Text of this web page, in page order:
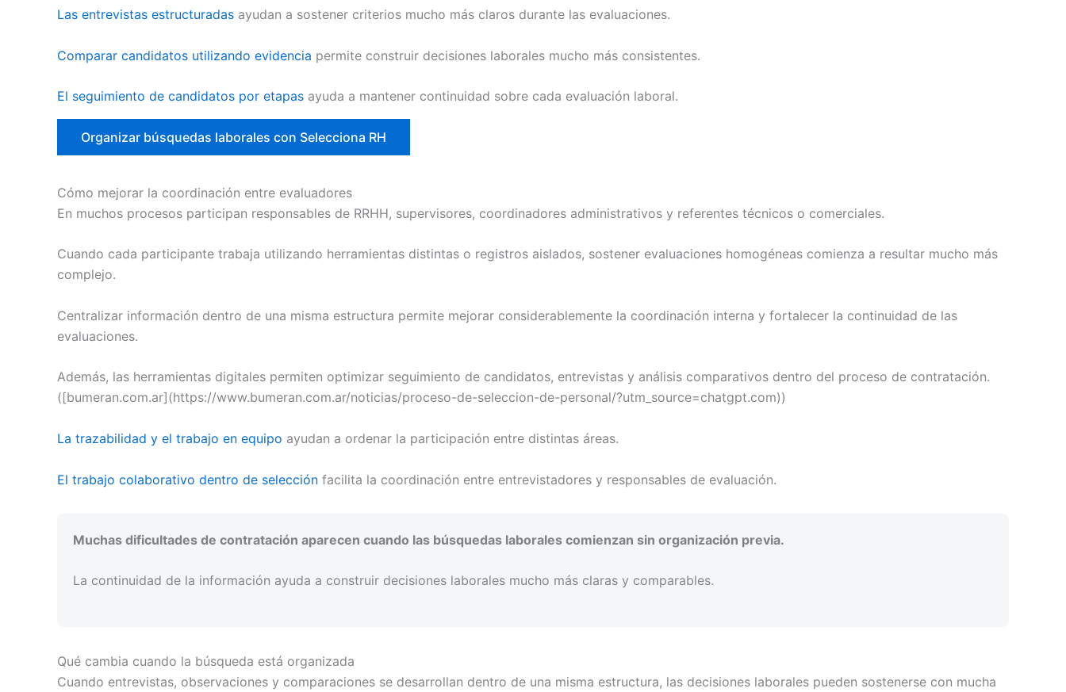
Las entrevistas estructuradas ayudan a sostener criterios mucho más claros durante las evaluaciones.
Comparar candidatos utilizando evidencia permite construir decisiones laborales mucho más consistentes.
El seguimiento de candidatos por etapas ayuda a mantener continuidad sobre cada evaluación laboral.
Organizar búsquedas laborales con Selecciona RH
Cómo mejorar la coordinación entre evaluadores
En muchos procesos participan responsables de RRHH, supervisores, coordinadores administrativos y referentes técnicos o comerciales.
Cuando cada participante trabaja utilizando herramientas distintas o registros aislados, sostener evaluaciones homogéneas comienza a resultar mucho más
complejo.
Centralizar información dentro de una misma estructura permite mejorar considerablemente la coordinación interna y fortalecer la continuidad de las
evaluaciones.
Además, las herramientas digitales permiten optimizar seguimiento de candidatos, entrevistas y análisis comparativos dentro del proceso de contratación.
([bumeran.com.ar](https://www.bumeran.com.ar/noticias/proceso-de-seleccion-de-personal/?utm_source=chatgpt.com))
La trazabilidad y el trabajo en equipo ayudan a ordenar la participación entre distintas áreas.
El trabajo colaborativo dentro de selección facilita la coordinación entre entrevistadores y responsables de evaluación.
Muchas dificultades de contratación aparecen cuando las búsquedas laborales comienzan sin organización previa.
La continuidad de la información ayuda a construir decisiones laborales mucho más claras y comparables.
Qué cambia cuando la búsqueda está organizada
Cuando entrevistas, observaciones y comparaciones se desarrollan dentro de una misma estructura, las decisiones laborales pueden sostenerse con mucha